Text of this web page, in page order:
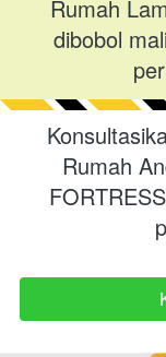
Rumah
dibobol
Rumah
`